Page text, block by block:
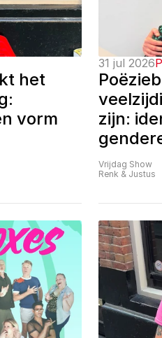
het
vorm
31 jul 2026
zijn:
Vrijdag Show
Renk & Justus